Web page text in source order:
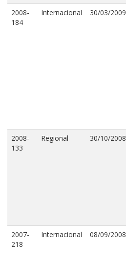
2008-
184
Internacional 30/03/2009
2008-
133
Regional 30/10/2008
2007-
218
Internacional 08/09/2008